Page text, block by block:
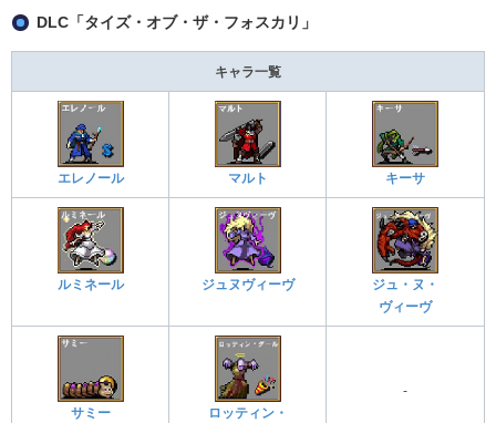
DLC「タイズ・オブ・ザ・フォスカリ」
キャラ一覧
エレノール マルト キーサ
ルミネール ジュヌヴィーヴ
ジュ・ヌ・
ヴィーヴ
サミー
ロッティン・
-